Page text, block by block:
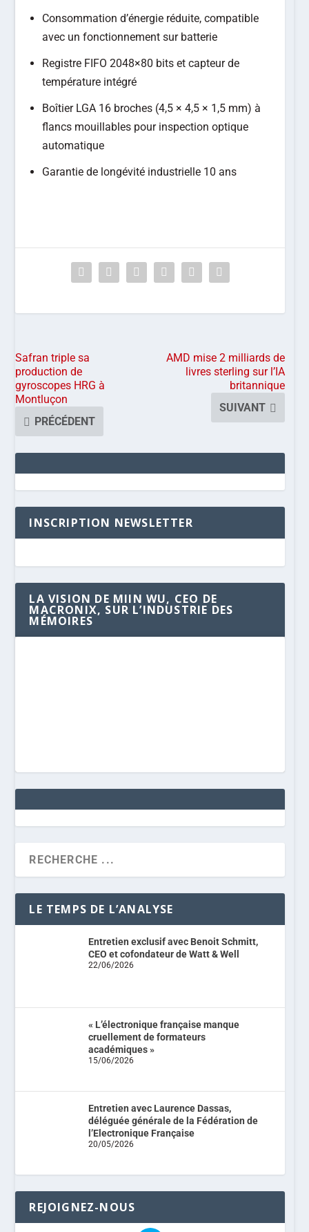
Consommation d’énergie réduite, compatible
avec un fonctionnement sur batterie
Registre FIFO 2048×80 bits et capteur de
température intégré
Boîtier LGA 16 broches (4,5 × 4,5 × 1,5 mm) à
flancs mouillables pour inspection optique
automatique
Garantie de longévité industrielle 10 ans
Safran triple sa
production de
gyroscopes HRG à
Montluçon
PRÉCÉDENT
AMD mise 2 milliards de
livres sterling sur l’IA
britannique
SUIVANT
INSCRIPTION NEWSLETTER
LA VISION DE MIIN WU, CEO DE
MACRONIX, SUR L’INDUSTRIE DES
MÉMOIRES
LE TEMPS DE L’ANALYSE
Entretien exclusif avec Benoit Schmitt,
CEO et cofondateur de Watt & Well
22/06/2026
« L’électronique française manque
cruellement de formateurs
académiques »
15/06/2026
Entretien avec Laurence Dassas,
déléguée générale de la Fédération de
l’Electronique Française
20/05/2026
REJOIGNEZ-NOUS